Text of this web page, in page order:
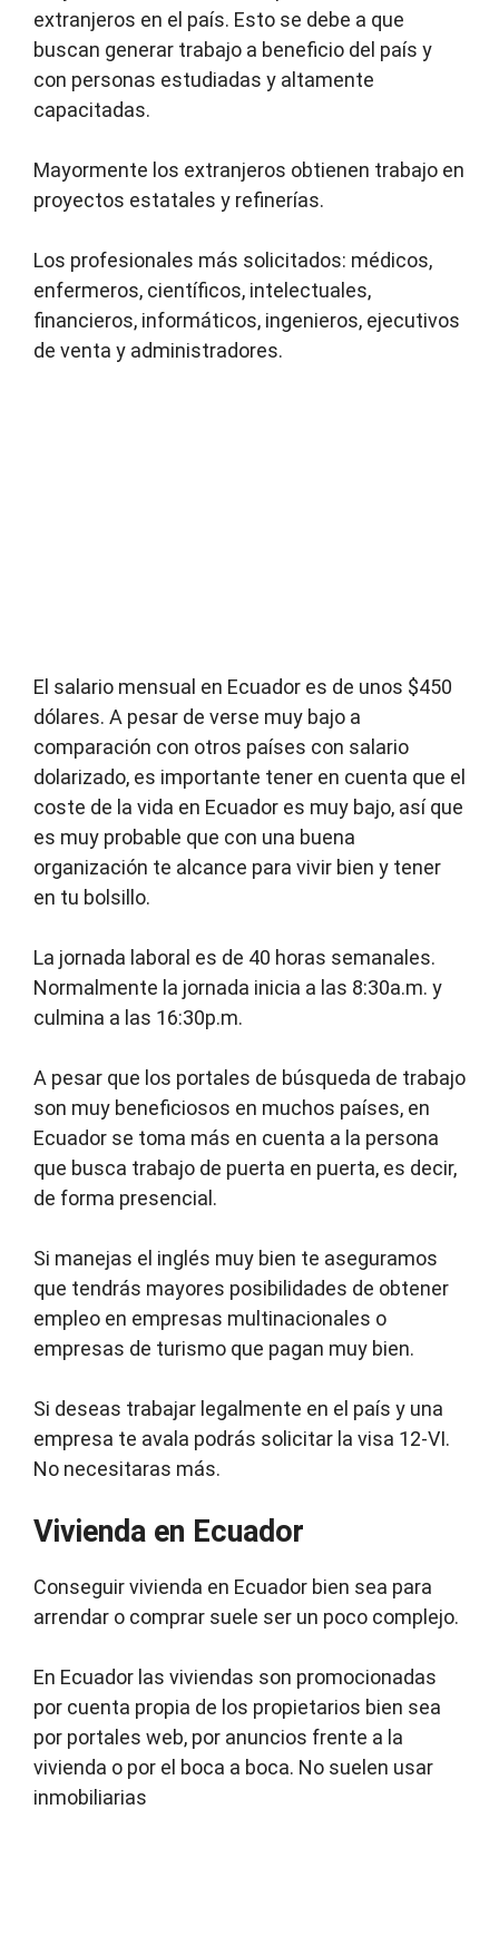
extranjeros en el país. Esto se debe a que
buscan generar trabajo a beneficio del país y
con personas estudiadas y altamente
capacitadas.
Mayormente los extranjeros obtienen trabajo en
proyectos estatales y refinerías.
Los profesionales más solicitados: médicos,
enfermeros, científicos, intelectuales,
financieros, informáticos, ingenieros, ejecutivos
de venta y administradores.
El salario mensual en Ecuador es de unos $450
dólares. A pesar de verse muy bajo a
comparación con otros países con salario
dolarizado, es importante tener en cuenta que el
coste de la vida en Ecuador es muy bajo, así que
es muy probable que con una buena
organización te alcance para vivir bien y tener
en tu bolsillo.
La jornada laboral es de 40 horas semanales.
Normalmente la jornada inicia a las 8:30a.m. y
culmina a las 16:30p.m.
A pesar que los portales de búsqueda de trabajo
son muy beneficiosos en muchos países, en
Ecuador se toma más en cuenta a la persona
que busca trabajo de puerta en puerta, es decir,
de forma presencial.
Si manejas el inglés muy bien te aseguramos
que tendrás mayores posibilidades de obtener
empleo en empresas multinacionales o
empresas de turismo que pagan muy bien.
Si deseas trabajar legalmente en el país y una
empresa te avala podrás solicitar la visa 12-VI.
No necesitaras más.
Vivienda en Ecuador
Conseguir vivienda en Ecuador bien sea para
arrendar o comprar suele ser un poco complejo.
En Ecuador las viviendas son promocionadas
por cuenta propia de los propietarios bien sea
por portales web, por anuncios frente a la
vivienda o por el boca a boca. No suelen usar
inmobiliarias